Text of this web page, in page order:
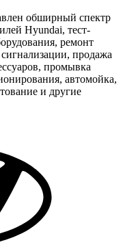
обширный спектр
Hyundai, тест-
ремонт
продажа
промывка
автомойка,
и другие